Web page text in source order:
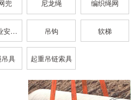
兜 尼龙绳 编织绳网
高空作业安全带 吊钩 软梯
具 起重吊链索具